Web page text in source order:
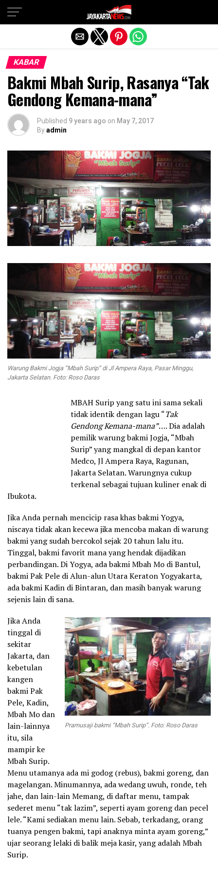
KABAR
Bakmi Mbah Surip, Rasanya “Tak
Gendong Kemana-mana”
Published 9 years ago on May 7, 2017
Byadmin
Warung Bakmi Jogja “Mbah Surip” di Jl Ampera Raya, Pasar Minggu,
Jakarta Selatan. Foto: Roso Daras
MBAH Surip yang satu ini sama sekali
tidak identik dengan lagu “Tak
Gendong Kemana-mana”…. Dia adalah
pemilik warung bakmi Jogja, “Mbah
Surip” yang mangkal di depan kantor
Medco, Jl Ampera Raya, Ragunan,
Jakarta Selatan. Warungnya cukup
terkenal sebagai tujuan kuliner enak di
Ibukota.
Jika Anda pernah mencicip rasa khas bakmi Yogya,
niscaya tidak akan kecewa jika mencoba makan di warung
bakmi yang sudah bercokol sejak 20 tahun lalu itu.
Tinggal, bakmi favorit mana yang hendak dijadikan
perbandingan. Di Yogya, ada bakmi Mbah Mo di Bantul,
bakmi Pak Pele di Alun-alun Utara Keraton Yogyakarta,
ada bakmi Kadin di Bintaran, dan masih banyak warung
sejenis lain di sana.
Pramusaji bakmi “Mbah Surip”. Foto: Roso Daras
Jika Anda
tinggal di
sekitar
Jakarta, dan
kebetulan
kangen
bakmi Pak
Pele, Kadin,
Mbah Mo dan
lain-lainnya
itu, sila
mampir ke
Mbah Surip.
Menu utamanya ada mi godog (rebus), bakmi goreng, dan
magelangan. Minumannya, ada wedang uwuh, ronde, teh
jahe, dan lain-lain Memang, di daftar menu, tampak
sederet menu “tak lazim”, seperti ayam goreng dan pecel
lele. “Kami sediakan menu lain. Sebab, terkadang, orang
tuanya pengen bakmi, tapi anaknya minta ayam goreng,”
ujar seorang lelaki di balik meja kasir, yang adalah Mbah
Surip.
Exit mobile version